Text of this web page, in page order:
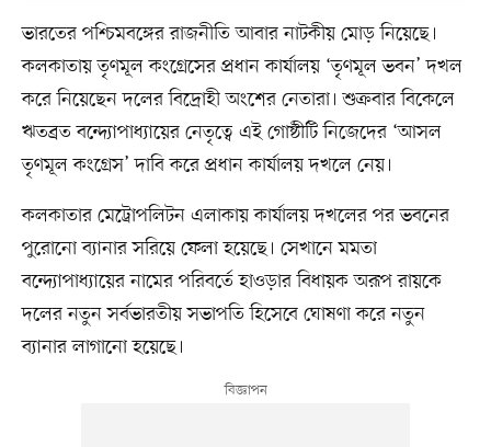
ভারতের পশ্চিমবঙ্গের রাজনীতি আবার নাটকীয় মোড় নিয়েছে।
কলকাতায় তৃণমূল কংগ্রেসের প্রধান কার্যালয় ‘তৃণমূল ভবন’ দখল
করে নিয়েছেন দলের বিদ্রোহী অংশের নেতারা। শুক্রবার বিকেলে
ঋতব্রত বন্দ্যোপাধ্যায়ের নেতৃত্বে এই গোষ্ঠীটি নিজেদের ‘আসল
তৃণমূল কংগ্রেস’ দাবি করে প্রধান কার্যালয় দখলে নেয়।
কলকাতার মেট্রোপলিটন এলাকায় কার্যালয় দখলের পর ভবনের
পুরোনো ব্যানার সরিয়ে ফেলা হয়েছে। সেখানে মমতা
বন্দ্যোপাধ্যায়ের নামের পরিবর্তে হাওড়ার বিধায়ক অরূপ রায়কে
দলের নতুন সর্বভারতীয় সভাপতি হিসেবে ঘোষণা করে নতুন
ব্যানার লাগানো হয়েছে।